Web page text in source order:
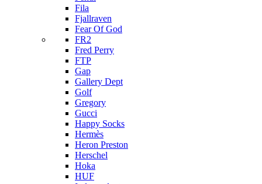
Fila
Fjallraven
Fear Of God
FR2
Fred Perry
FTP
Gap
Gallery Dept
Golf
Gregory
Gucci
Happy Socks
Hermès
Heron Preston
Hersсhel
Hoka
HUF